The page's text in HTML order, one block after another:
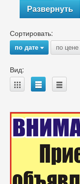
Развернуть
Сортировать:
по дате{ по цене
Вид:
A B C